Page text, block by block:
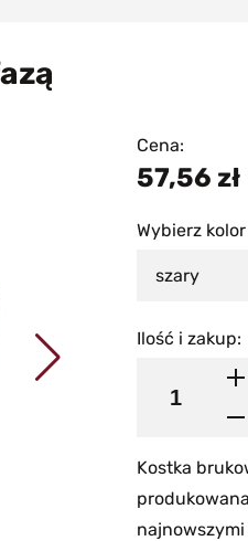
Cena:
57,56 zł
Wybierz kolor
szary
Ilość i zakup:
Kostka